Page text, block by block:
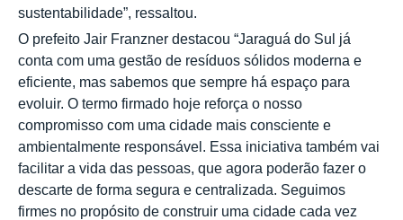
sustentabilidade”, ressaltou.
O prefeito Jair Franzner destacou “Jaraguá do Sul já
conta com uma gestão de resíduos sólidos moderna e
eficiente, mas sabemos que sempre há espaço para
evoluir. O termo firmado hoje reforça o nosso
compromisso com uma cidade mais consciente e
ambientalmente responsável. Essa iniciativa também vai
facilitar a vida das pessoas, que agora poderão fazer o
descarte de forma segura e centralizada. Seguimos
firmes no propósito de construir uma cidade cada vez